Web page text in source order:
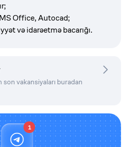
Office, Autocad;
və idarəetmə bacarığı.
vakansiyaları buradan
1